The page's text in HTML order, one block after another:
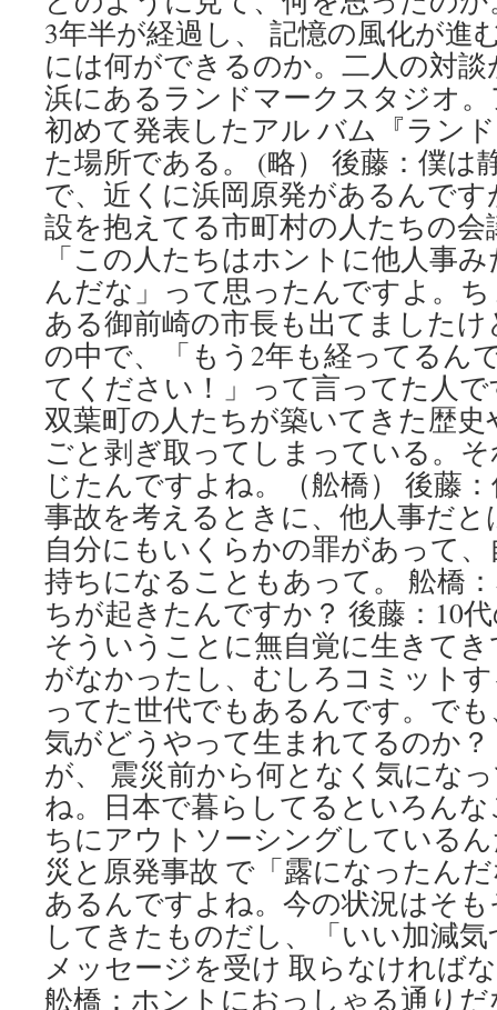
3年半が経過し、 記憶の風化が進
には何ができるのか。二人の対
浜にあるランドマークスタジオ
初めて発表したアル バム『ラン
た場所である。 (略） 後藤：僕は
で、近くに浜岡原発があるんで
設を抱えてる市町村の人たちの
「この人たちはホントに他人事
んだな」って思ったんですよ。
ある御前崎の市長も出てました
の中で、「もう2年も経ってる
てください！」って言ってた人
双葉町の人たちが築いてきた歴
ごと剥ぎ取ってしまっている。
じたんですよね。（舩橋） 後藤
事故を考えるときに、他人事だ
自分にもいくらかの罪があって
持ちになることもあって。 舩橋
ちが起きたんですか？ 後藤：10
そういうことに無自覚に生きて
がなかったし、むしろコミット
ってた世代でもあるんです。で
気がどうやって生まれてるのか
が、 震災前から何となく気にな
ね。日本で暮らしてるといろん
ちにアウトソーシングしている
災と原発事故 で「露になったん
あるんですよね。今の状況はそ
してきたものだし、「いい加減
メッセージを受け 取らなければ
舩橋：ホントにおっしゃる通り